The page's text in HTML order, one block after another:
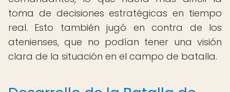
toma de decisiones estratégicas en tiempo
real. Esto también jugó en contra de los
atenienses, que no podían tener una visión
clara de la situación en el campo de batalla.